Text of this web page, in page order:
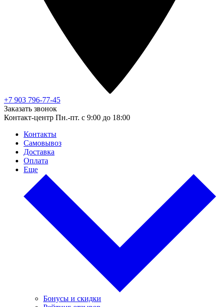
+7 903 796-77-45
Заказать звонок
Контакт-центр Пн.-пт. с 9:00 до 18:00
Контакты
Самовывоз
Доставка
Оплата
Еще
Бонусы и скидки